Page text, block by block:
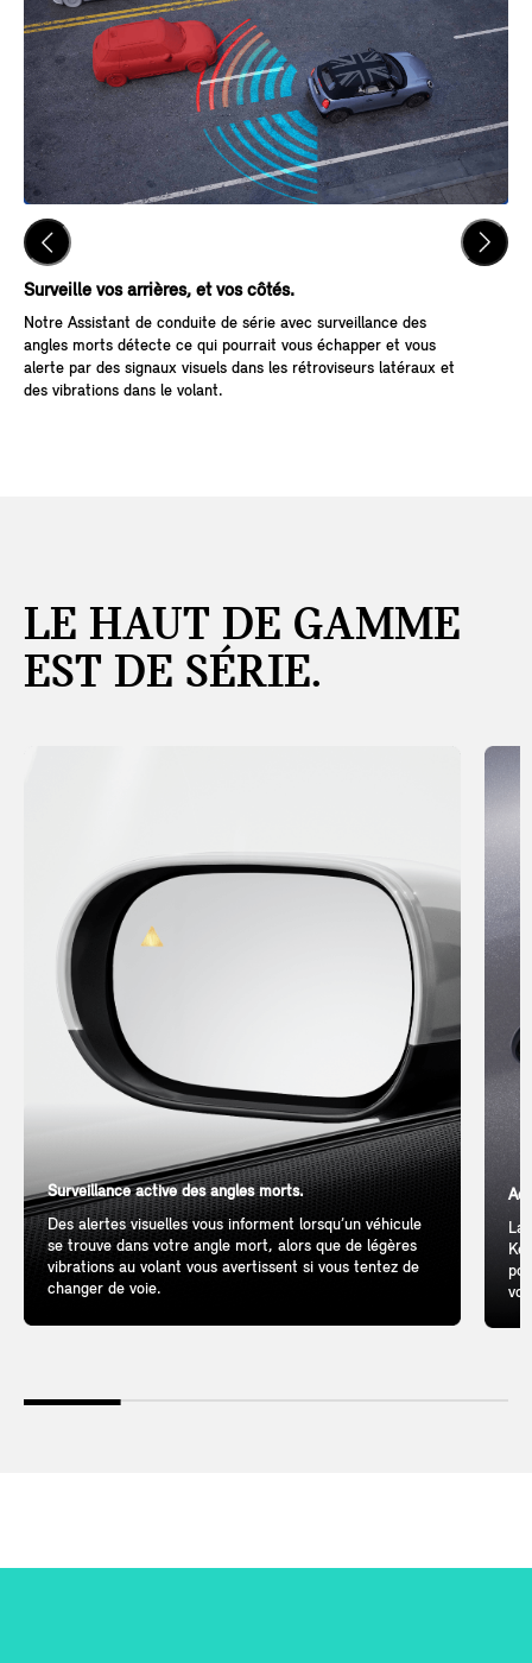
Surveille vos arrières, et vos côtés.
Notre Assistant de conduite de série avec surveillance des
angles morts détecte ce qui pourrait vous échapper et vous
alerte par des signaux visuels dans les rétroviseurs latéraux et
des vibrations dans le volant.
LE HAUT DE GAMME
EST DE SÉRIE.
Surveillance active des angles morts.
Des alertes visuelles vous informent lorsqu’un véhicule
se trouve dans votre angle mort, alors que de légères
vibrations au volant vous avertissent si vous tentez de
changer de voie.